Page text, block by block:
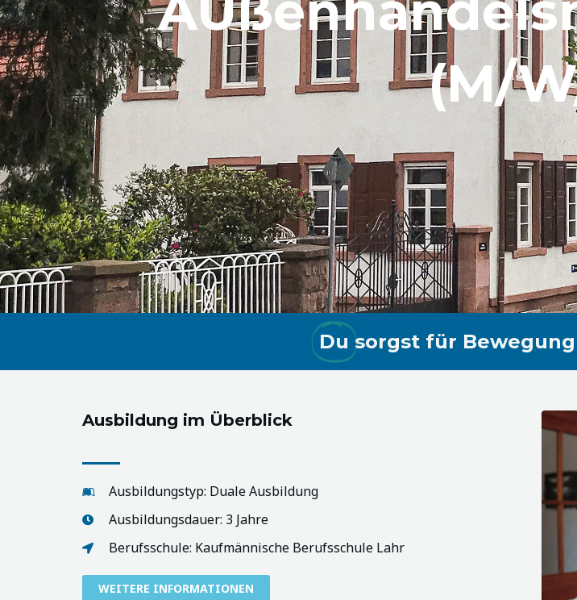
(M/
Du sorgst für
Ausbildung im Überblick
Ausbildungstyp: Duale Ausbildung
Ausbildungsdauer: 3 Jahre
Berufsschule: Kaufmännische Berufsschule Lahr
WEITERE INFORMATIONEN